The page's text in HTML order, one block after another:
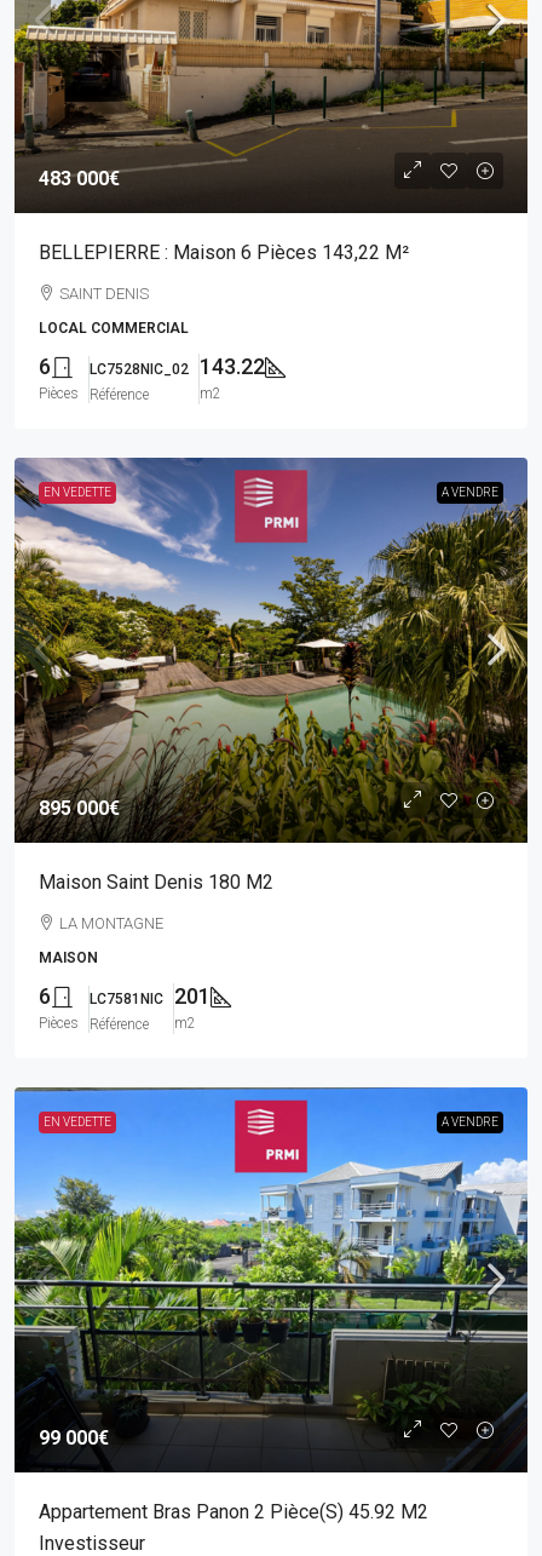
483 000€
BELLEPIERRE : Maison 6 Pièces 143,22 M²
SAINT DENIS
LOCAL COMMERCIAL
6
Pièces
LC7528NIC_02
Référence
143.22
m2
EN VEDETTE A VENDRE
895 000€
Maison Saint Denis 180 M2
LA MONTAGNE
MAISON
6
Pièces
LC7581NIC
Référence
201
m2
EN VEDETTE A VENDRE
99 000€
Appartement Bras Panon 2 Pièce(s) 45.92 M2
Investisseur